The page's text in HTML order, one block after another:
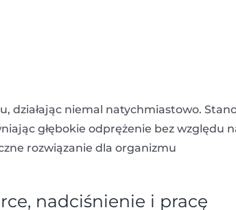
działając niemal natychmiastowo.
głębokie odprężenie bez względu
rozwiązanie dla organizmu
nadciśnienie i pracę